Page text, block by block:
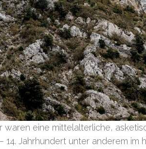
waren eine mittelalterliche,
14. Jahrhundert unter anderem